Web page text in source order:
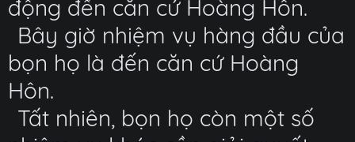
động đến căn cứ Hoàng Hôn.
Bây giờ nhiệm vụ hàng đầu của
bọn họ là đến căn cứ Hoàng
Hôn.
Tất nhiên, bọn họ còn một số